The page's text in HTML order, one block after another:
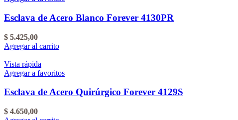
Esclava de Acero Blanco Forever 4130PR
$ 5.425,00
Agregar al carrito
Vista rápida
Agregar a favoritos
Esclava de Acero Quirúrgico Forever 4129S
$ 4.650,00